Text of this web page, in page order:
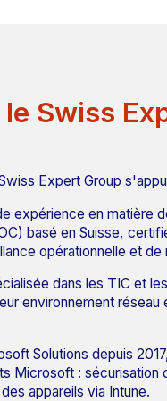
Swiss
Expert Group
expérience en matière
basé en Suisse,
opérationnelle et
dans les TIC et
environnement
Solutions depuis
Microsoft :
appareils via Intune.